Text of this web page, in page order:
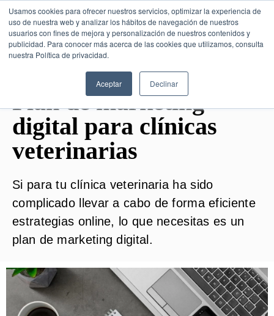
Usamos cookies para ofrecer nuestros servicios, optimizar la experiencia de
uso de nuestra web y analizar los hábitos de navegación de nuestros
usuarios con fines de mejora y personalización de nuestros contenidos y
publicidad. Para conocer más acerca de las cookies que utilizamos, consulta
nuestra Política de privacidad.
Aceptar Declinar
SESIÓN DE CONSULTORÍA GRATUITA
Plan de marketing
digital para clínicas
veterinarias
Si para tu clínica veterinaria ha sido
complicado llevar a cabo de forma eficiente
estrategias online, lo que necesitas es un
plan de marketing digital.